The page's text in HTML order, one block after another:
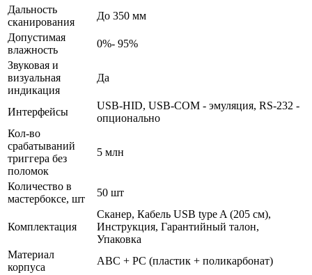
Дальность
сканирования
До 350 мм
Допустимая
влажность
0%- 95%
Звуковая и
визуальная
индикация
Да
Интерфейсы
USB-HID, USB-COM - эмуляция, RS-232 -
опционально
Кол-во
срабатываний
триггера без
поломок
5 млн
Количество в
мастербоксе, шт
50 шт
Комплектация
Сканер, Кабель USB type A (205 см),
Инструкция, Гарантийный талон,
Упаковка
Материал
корпуса
ABC + PC (пластик + поликарбонат)